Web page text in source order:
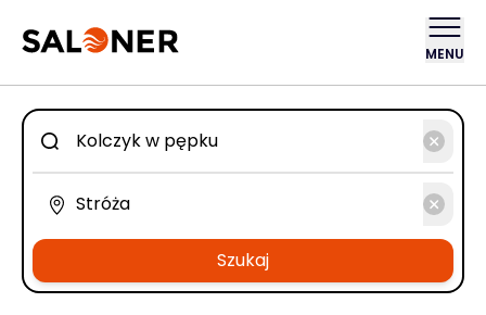
MENU
Szukaj